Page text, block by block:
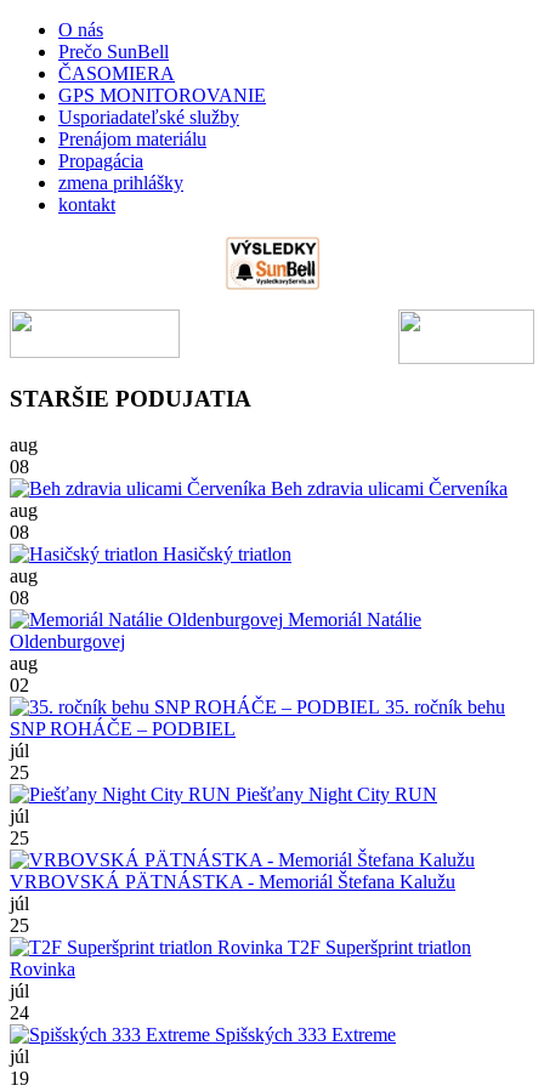
O nás
Prečo SunBell
ČASOMIERA
GPS MONITOROVANIE
Usporiadateľské služby
Prenájom materiálu
Propagácia
zmena prihlášky
kontakt
STARŠIE PODUJATIA
aug
08
Beh zdravia ulicami Červeníka
aug
08
Hasičský triatlon
aug
08
Memoriál Natálie
Oldenburgovej
aug
02
35. ročník behu
SNP ROHÁČE – PODBIEL
júl
25
Piešťany Night City RUN
júl
25
VRBOVSKÁ PÄTNÁSTKA - Memoriál Štefana Kalužu
júl
25
T2F Superšprint triatlon
Rovinka
júl
24
Spišských 333 Extreme
júl
19